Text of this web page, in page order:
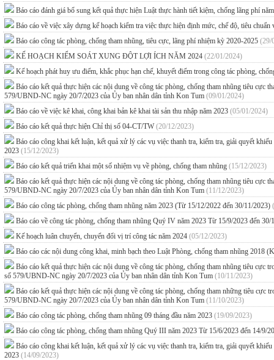
Báo cáo đánh giá bổ sung kết quả thực hiện Luật thực hành tiết kiệm, chống lãng phí
Báo cáo về việc xây dựng kế hoạch kiểm tra việc thực hiện định mức, chế độ, tiêu
Báo cáo công tác phòng, chống tham nhũng, tiêu cực, lãng phí nhiệm kỳ 2020-2025 (29/
KẾ HOẠCH KIỂM SOÁT XUNG ĐỘT LỢI ÍCH NĂM 2024 (22/01/2024)
Kế hoạch phát huy ưu điểm, khắc phục hạn chế, khuyết điểm trong công tác phòng,
Báo cáo kết quả thực hiện các nội dung về công tác phòng, chống tham nhũng tiêu
579/UBND-NC ngày 20/7/2023 của Ủy ban nhân dân tỉnh Kon Tum (09/01/2024)
Báo cáo về việc kê khai, công khai bản kê khai tài sản thu nhập năm 2023 (05/01/2024)
Báo cáo kết quả thực hiện Chỉ thị số 04-CT/TW (20/12/2023)
Báo cáo công khai kết luận, kết quả xử lý các vụ việc thanh tra, kiểm tra, giải quyết
2023 (15/12/2023)
Báo cáo kết quả triển khai một số nhiệm vụ về phòng, chống tham nhũng (15/12/2023)
Báo cáo kết quả thực hiện các nội dung về công tác phòng, chống tham nhũng tiêu
579/UBND-NC ngày 20/7/2023 của Ủy ban nhân dân tỉnh Kon Tum (11/12/2023)
Báo cáo công tác phòng, chống tham nhũng năm 2023 (Từ 15/12/2022 đến 30/11/2023)
Báo cáo về công tác phòng, chống tham nhũng Quý IV năm 2023 Từ 15/9/2023 đến
Kế hoạch luân chuyển, chuyển đổi vị trí công tác năm 2024 (05/12/2023)
Báo cáo các nội dung công khai, minh bạch theo Luật Phòng, chống tham nhũng 2018
Báo cáo kết quả thực hiện các nội dung về công tác phòng, chống tham nhũng tiêu
số 579/UBND-NC ngày 20/7/2023 của Ủy ban nhân dân tỉnh Kon Tum (10/11/2023)
Báo cáo kết quả thực hiện các nội dung về công tác phòng, chống tham những tiêu
579/UBND-NC ngày 20/7/2023 của Ủy ban nhân dân tỉnh Kon Tum (11/10/2023)
Báo cáo công tác phòng, chống tham nhũng 09 tháng đầu năm 2023 (19/09/2023)
Báo cáo công tác phòng, chống tham nhũng Quý III năm 2023 Từ 15/6/2023 đến 14/9/
Báo cáo công khai kết luận, kết quả xử lý các vụ việc thanh tra, kiểm tra, giải quyết
2023 (14/09/2023)